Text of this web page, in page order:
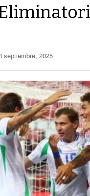
septiembre, 2025